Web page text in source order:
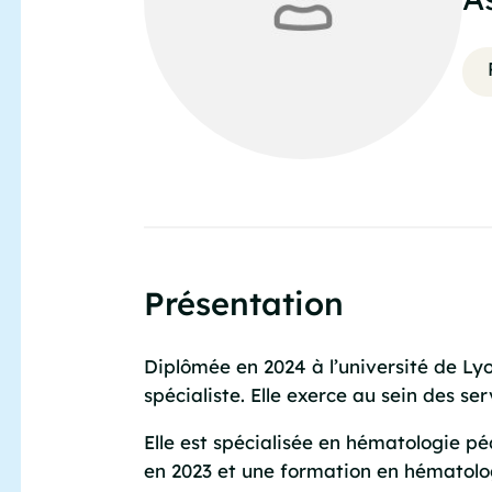
Présentation
Diplômée en 2024 à l’université de
spécialiste. Elle exerce au sein des
Elle est spécialisée en hématologie
en 2023 et une formation en